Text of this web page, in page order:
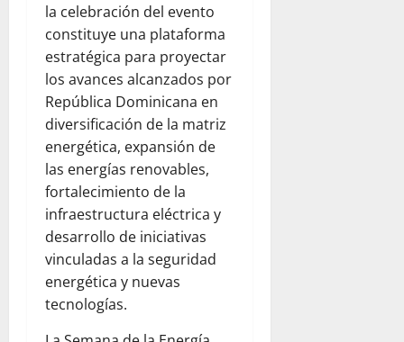
la celebración del evento
constituye una plataforma
estratégica para proyectar
los avances alcanzados por
República Dominicana en
diversificación de la matriz
energética, expansión de
las energías renovables,
fortalecimiento de la
infraestructura eléctrica y
desarrollo de iniciativas
vinculadas a la seguridad
energética y nuevas
tecnologías.